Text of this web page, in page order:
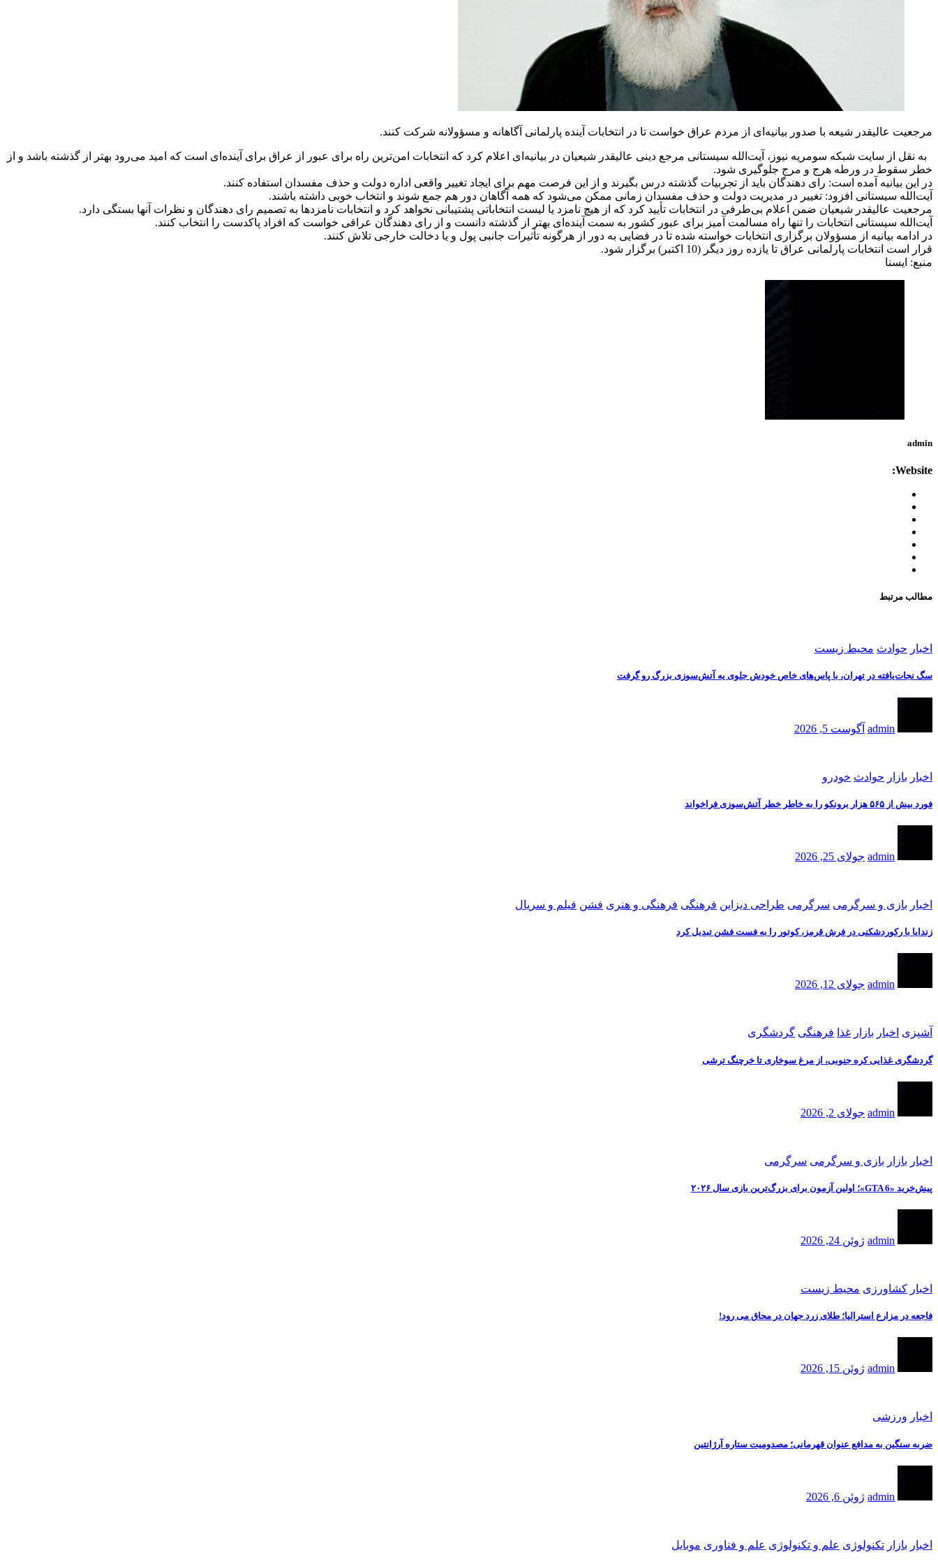
مرجعیت عالیقدر شیعه با صدور بیانیه‌ای از مردم عراق خواست تا در انتخابات آینده پارلمانی آگاهانه و مسؤولانه شرکت کنند.
به نقل از سایت شبکه سومریه نیوز، آیت‌الله سیستانی مرجع دینی عالیقدر شیعیان در بیانیه‌ای اعلام کرد که انتخابات امن‌ترین راه برای عبور از عراق برای آینده‌ای است که امید می‌رود بهتر از گذشته باشد و از
خطر سقوط در ورطه هرج و مرج جلوگیری شود.
در این بیانیه آمده است: رای دهندگان باید از تجربیات گذشته درس بگیرند و از این فرصت مهم برای ایجاد تغییر واقعی اداره دولت و حذف مفسدان استفاده کنند.
آیت‌الله سیستانی افزود: تغییر در مدیریت دولت و حذف مفسدان زمانی ممکن می‌شود که همه آگاهان دور هم جمع شوند و انتخاب خوبی داشته باشند.
مرجعیت عالیقدر شیعیان ضمن اعلام بی‌طرفی در انتخابات تأیید کرد که از هیچ نامزد یا لیست انتخاباتی پشتیبانی نخواهد کرد و انتخابات نامزدها به تصمیم رای دهندگان و نظرات آنها بستگی دارد.
آیت‌الله سیستانی انتخابات را تنها راه مسالمت آمیز برای عبور کشور به سمت آینده‌ای بهتر از گذشته دانست و از رای دهندگان عراقی خواست که افراد پاکدست را انتخاب کنند.
در ادامه بیانیه از مسؤولان برگزاری انتخابات خواسته شده تا در فضایی به دور از هرگونه تأثیرات جانبی پول و یا دخالت خارجی تلاش کنند.
قرار است انتخابات پارلمانی عراق تا یازده روز دیگر (10 اکتبر) برگزار شود.
منبع: ايسنا
admin
Website:
مطالب مرتبط
اخبار حوادث محیط زیست
سگ نجات‌یافته در تهران، با پاس‌های خاص خودش جلوی یه آتش‌سوزی بزرگ رو گرفت
admin آگوست 5, 2026
اخبار بازار حوادث خودرو
فورد بیش از ۵۶۵ هزار برونکو را به خاطر خطر آتش‌سوزی فراخواند
admin جولای 25, 2026
اخبار بازی و سرگرمی سرگرمی طراحی دیزاین فرهنگی فرهنگی و هنری فشن فیلم و سریال
زندایا با رکوردشکنی در فرش قرمز، کوتور را به فست فشن تبدیل کرد
admin جولای 12, 2026
آشپزی اخبار بازار غذا فرهنگی گردشگری
گردشگری غذایی کره جنوبی، از مرغ سوخاری تا خرچنگ ترشی
admin جولای 2, 2026
اخبار بازار بازی و سرگرمی سرگرمی
پیش‌خرید «GTA 6»؛ اولین آزمون برای بزرگ‌ترین بازی سال ۲۰۲۶
admin ژوئن 24, 2026
اخبار کشاورزی محیط زیست
فاجعه در مزارع استرالیا؛ طلای زرد جهان در محاق می رود!
admin ژوئن 15, 2026
اخبار ورزشی
ضربه سنگین به مدافع عنوان قهرمانی؛ مصدومیت ستاره آرژانتین
admin ژوئن 6, 2026
اخبار بازار تکنولوژی علم و تکنولوژی علم و فناوری موبایل